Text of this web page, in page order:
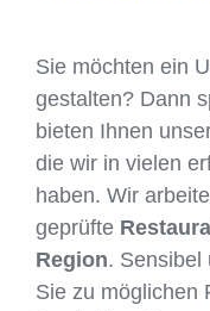
Sie möchten ein
gestalten? Dann
bieten Ihnen
die wir in vielen
haben. Wir
geprüfte
Region. Sensibel
Sie zu möglichen